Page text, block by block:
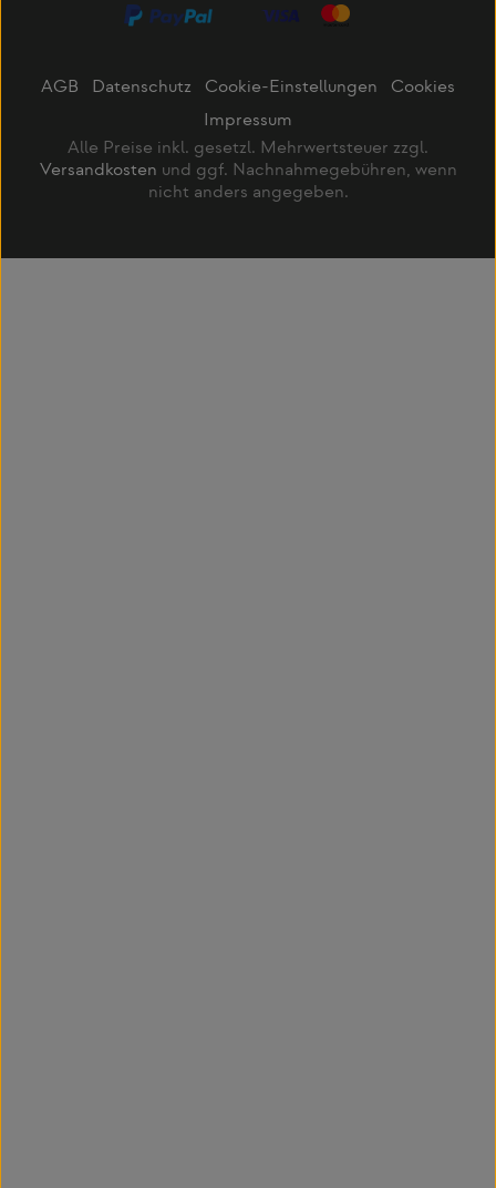
AGB Datenschutz Cookie-Einstellungen
Cookies
Impressum
Alle Preise inkl. gesetzl. Mehrwertsteuer zzgl.
Versandkosten und ggf. Nachnahmegebühren, wenn
nicht anders angegeben.